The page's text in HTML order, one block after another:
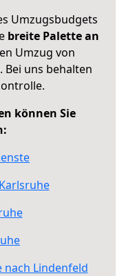
Umzugsbudgets
breite Palette an
Umzug von
Bei uns behalten
können Sie
Lindenfeld